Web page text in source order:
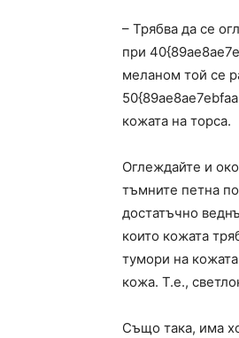
– Трябва да се
при
меланом той се
кожата на торса.
Оглеждайте и
тъмните петна
достатъчно
които кожата
тумори на
кожа. Т.е.,
Също така, има